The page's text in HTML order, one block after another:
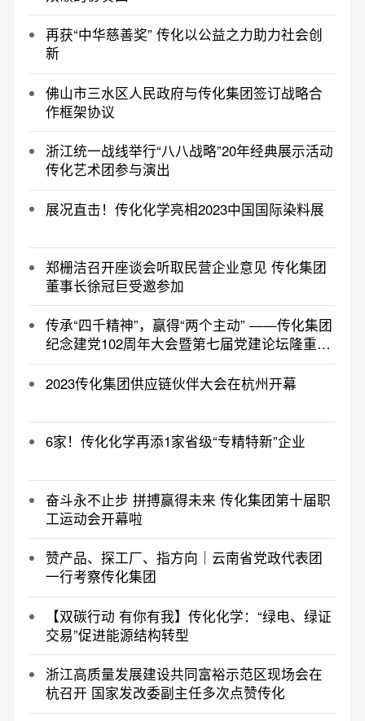
再获“中华慈善奖” 传化以公益之力助力社会创
新
佛山市三水区人民政府与传化集团签订战略合
作框架协议
浙江统一战线举行“八八战略”20年经典展示活动
传化艺术团参与演出
展况直击！传化化学亮相2023中国国际染料展
郑栅洁召开座谈会听取民营企业意见 传化集团
董事长徐冠巨受邀参加
传承“四千精神”，赢得“两个主动” ——传化集团
纪念建党102周年大会暨第七届党建论坛隆重举
行
2023传化集团供应链伙伴大会在杭州开幕
6家！传化化学再添1家省级“专精特新”企业
奋斗永不止步 拼搏赢得未来 传化集团第十届职
工运动会开幕啦
​赞产品、探工厂、指方向｜云南省党政代表团
一行考察传化集团
【双碳行动 有你有我】传化化学：“绿电、绿证
交易”促进能源结构转型
浙江高质量发展建设共同富裕示范区现场会在
杭召开 国家发改委副主任多次点赞传化